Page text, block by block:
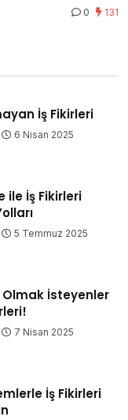
0 131
İş Fikirleri
6 Nisan 2025
ile İş Fikirleri
5 Temmuz 2025
Olmak İsteyenler
7 Nisan 2025
İş Fikirleri